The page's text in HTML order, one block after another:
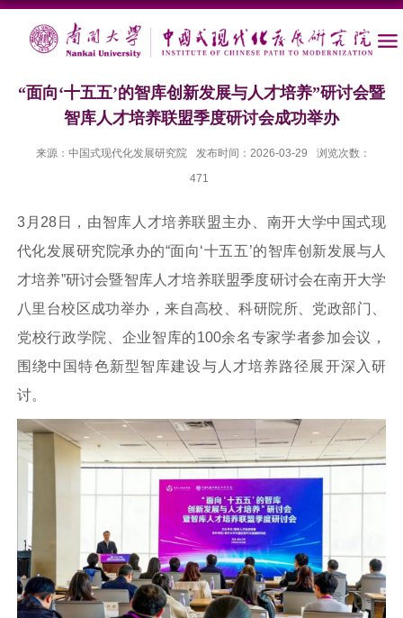
“面向‘十五五’的智库创新发展与人才培养”研讨会暨
智库人才培养联盟季度研讨会成功举办
来源：中国式现代化发展研究院 发布时间：2026-03-29
浏览次数：
471
3月28日，由智库人才培养联盟主办、南开大学中国式现
代化发展研究院承办的“面向‘十五五’的智库创新发展与人
才培养”研讨会暨智库人才培养联盟季度研讨会在南开大学
八里台校区成功举办，来自高校、科研院所、党政部门、
党校行政学院、企业智库的100余名专家学者参加会议，
围绕中国特色新型智库建设与人才培养路径展开深入研
讨。